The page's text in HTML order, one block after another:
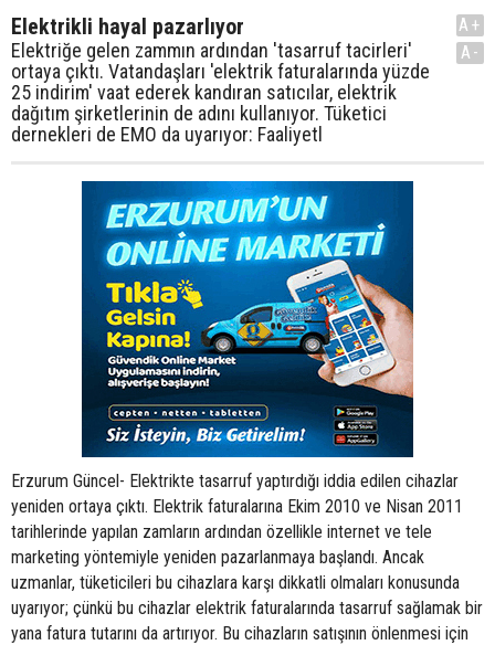
Elektrikli hayal pazarlıyor
Elektriğe gelen zammın ardından 'tasarruf tacirleri'
ortaya çıktı. Vatandaşları 'elektrik faturalarında yüzde
25 indirim' vaat ederek kandıran satıcılar, elektrik
dağıtım şirketlerinin de adını kullanıyor. Tüketici
dernekleri de EMO da uyarıyor: Faaliyetl
A+
A-
Erzurum Güncel- Elektrikte tasarruf yaptırdığı iddia edilen cihazlar
yeniden ortaya çıktı. Elektrik faturalarına Ekim 2010 ve Nisan 2011
tarihlerinde yapılan zamların ardından özellikle internet ve tele
marketing yöntemiyle yeniden pazarlanmaya başlandı. Ancak
uzmanlar, tüketicileri bu cihazlara karşı dikkatli olmaları konusunda
uyarıyor; çünkü bu cihazlar elektrik faturalarında tasarruf sağlamak bir
yana fatura tutarını da artırıyor. Bu cihazların satışının önlenmesi için